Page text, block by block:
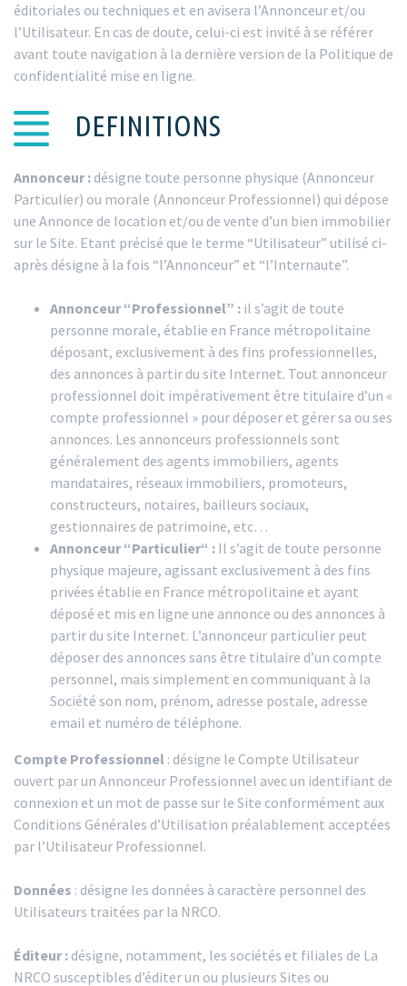
éditoriales ou techniques et en avisera l’Annonceur et/ou
l’Utilisateur. En cas de doute, celui-ci est invité à se référer
avant toute navigation à la dernière version de la Politique de
confidentialité mise en ligne.
DEFINITIONS
Annonceur : désigne toute personne physique (Annonceur
Particulier) ou morale (Annonceur Professionnel) qui dépose
une Annonce de location et/ou de vente d’un bien immobilier
sur le Site. Etant précisé que le terme “Utilisateur” utilisé ci-
après désigne à la fois “l’Annonceur” et “l’Internaute”.
Annonceur “Professionnel” : il s’agit de toute
personne morale, établie en France métropolitaine
déposant, exclusivement à des fins professionnelles,
des annonces à partir du site Internet. Tout annonceur
professionnel doit impérativement être titulaire d’un «
compte professionnel » pour déposer et gérer sa ou ses
annonces. Les annonceurs professionnels sont
généralement des agents immobiliers, agents
mandataires, réseaux immobiliers, promoteurs,
constructeurs, notaires, bailleurs sociaux,
gestionnaires de patrimoine, etc…
Annonceur “Particulier“ : Il s’agit de toute personne
physique majeure, agissant exclusivement à des fins
privées établie en France métropolitaine et ayant
déposé et mis en ligne une annonce ou des annonces à
partir du site Internet. L’annonceur particulier peut
déposer des annonces sans être titulaire d’un compte
personnel, mais simplement en communiquant à la
Société son nom, prénom, adresse postale, adresse
email et numéro de téléphone.
Compte Professionnel : désigne le Compte Utilisateur
ouvert par un Annonceur Professionnel avec un identifiant de
connexion et un mot de passe sur le Site conformément aux
Conditions Générales d’Utilisation préalablement acceptées
par l’Utilisateur Professionnel.
Données : désigne les données à caractère personnel des
Utilisateurs traitées par la NRCO.
Éditeur : désigne, notamment, les sociétés et filiales de La
NRCO susceptibles d’éditer un ou plusieurs Sites ou